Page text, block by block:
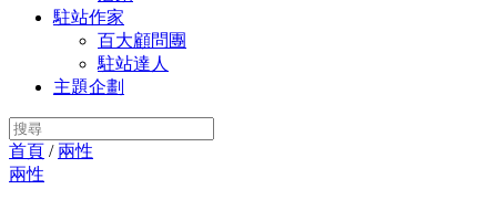
駐站作家
百大顧問團
駐站達人
主題企劃
首頁 / 兩性
兩性